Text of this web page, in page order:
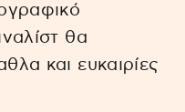
θα
και ευκαιρίες